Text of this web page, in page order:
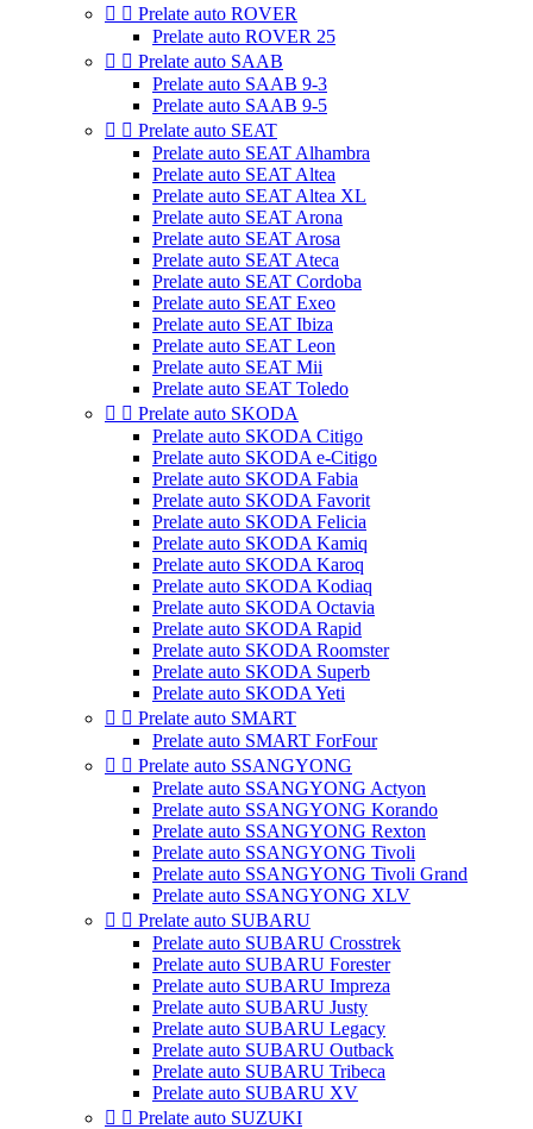
  Prelate auto ROVER
Prelate auto ROVER 25
  Prelate auto SAAB
Prelate auto SAAB 9-3
Prelate auto SAAB 9-5
  Prelate auto SEAT
Prelate auto SEAT Alhambra
Prelate auto SEAT Altea
Prelate auto SEAT Altea XL
Prelate auto SEAT Arona
Prelate auto SEAT Arosa
Prelate auto SEAT Ateca
Prelate auto SEAT Cordoba
Prelate auto SEAT Exeo
Prelate auto SEAT Ibiza
Prelate auto SEAT Leon
Prelate auto SEAT Mii
Prelate auto SEAT Toledo
  Prelate auto SKODA
Prelate auto SKODA Citigo
Prelate auto SKODA e-Citigo
Prelate auto SKODA Fabia
Prelate auto SKODA Favorit
Prelate auto SKODA Felicia
Prelate auto SKODA Kamiq
Prelate auto SKODA Karoq
Prelate auto SKODA Kodiaq
Prelate auto SKODA Octavia
Prelate auto SKODA Rapid
Prelate auto SKODA Roomster
Prelate auto SKODA Superb
Prelate auto SKODA Yeti
  Prelate auto SMART
Prelate auto SMART ForFour
  Prelate auto SSANGYONG
Prelate auto SSANGYONG Actyon
Prelate auto SSANGYONG Korando
Prelate auto SSANGYONG Rexton
Prelate auto SSANGYONG Tivoli
Prelate auto SSANGYONG Tivoli Grand
Prelate auto SSANGYONG XLV
  Prelate auto SUBARU
Prelate auto SUBARU Crosstrek
Prelate auto SUBARU Forester
Prelate auto SUBARU Impreza
Prelate auto SUBARU Justy
Prelate auto SUBARU Legacy
Prelate auto SUBARU Outback
Prelate auto SUBARU Tribeca
Prelate auto SUBARU XV
  Prelate auto SUZUKI